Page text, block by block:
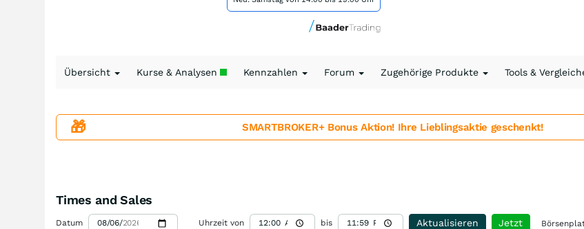
Übersicht Kurse & Analysen Kennzahlen Forum Zugehörige Produkte Tools &
🎁 SMARTBROKER+ Bonus Aktion! Ihre Lieblingsaktie geschenkt!
Times and Sales
Datum Uhrzeit von bis Aktualisieren Jetzt